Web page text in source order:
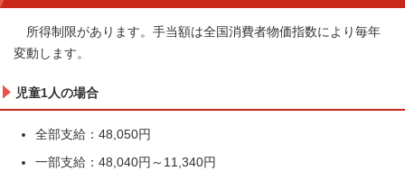
所得制限があります。手当額は全国消費者物価指数により毎年
変動します。
児童1人の場合
全部支給：48,050円
一部支給：48,040円～11,340円